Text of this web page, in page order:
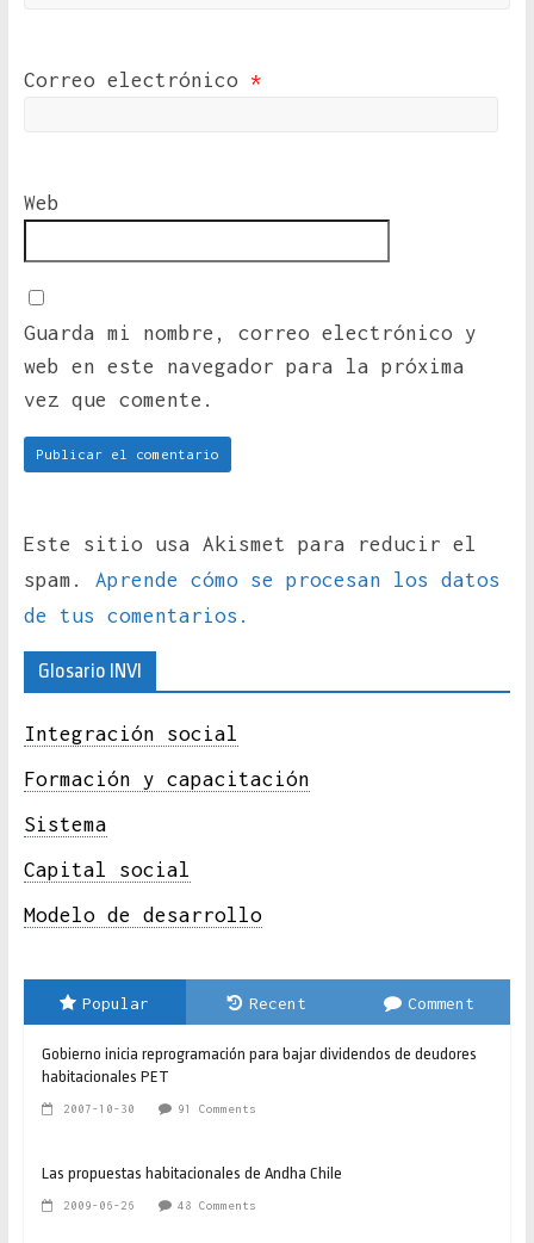
Correo electrónico *
Web
Guarda mi nombre, correo electrónico y
web en este navegador para la próxima
vez que comente.
Este sitio usa Akismet para reducir el
spam. Aprende cómo se procesan los datos
de tus comentarios.
Glosario INVI
Integración social
Formación y capacitación
Sistema
Capital social
Modelo de desarrollo
Popular Recent Comment
Gobierno inicia reprogramación para bajar dividendos de deudores
habitacionales PET
2007-10-30 91 Comments
Las propuestas habitacionales de Andha Chile
2009-06-26 48 Comments